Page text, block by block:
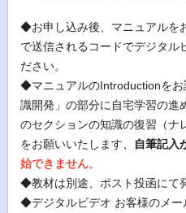
◆お申し込み後、マニュアルを
で送信されるコードでデジタル
ださい。
◆マニュアルのIntroductionをお
識開発」の部分に自宅学習の進
のセクションの知識の復習（ナ
をお願いいたします、
自筆記入
始できません。
◆教材は別途、ポスト投函にて
◆デジタルビデオ お客様のメー